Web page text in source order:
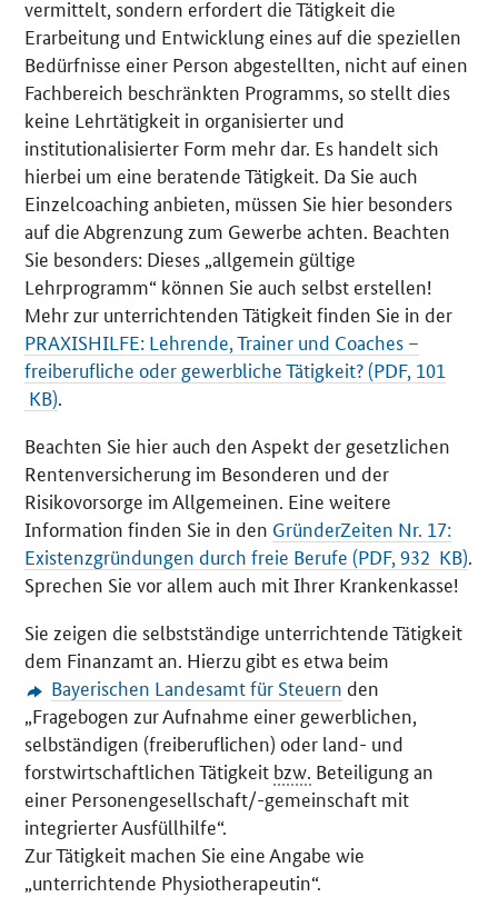
vermittelt, sondern erfordert die Tätigkeit die
Erarbeitung und Entwicklung eines auf die speziellen
Bedürfnisse einer Person abgestellten, nicht auf einen
Fachbereich beschränkten Programms, so stellt dies
keine Lehrtätigkeit in organisierter und
institutionalisierter Form mehr dar. Es handelt sich
hierbei um eine beratende Tätigkeit. Da Sie auch
Einzelcoaching anbieten, müssen Sie hier besonders
auf die Abgrenzung zum Gewerbe achten. Beachten
Sie besonders: Dieses „allgemein gültige
Lehrprogramm“ können Sie auch selbst erstellen!
Mehr zur unterrichtenden Tätigkeit finden Sie in der
PRAXISHILFE: Lehrende, Trainer und Coaches –
freiberufliche oder gewerbliche Tätigkeit? (PDF, 101
KB).
Beachten Sie hier auch den Aspekt der gesetzlichen
Rentenversicherung im Besonderen und der
Risikovorsorge im Allgemeinen. Eine weitere
Information finden Sie in den GründerZeiten Nr. 17:
Existenzgründungen durch freie Berufe (PDF, 932 KB).
Sprechen Sie vor allem auch mit Ihrer Krankenkasse!
Sie zeigen die selbstständige unterrichtende Tätigkeit
dem Finanzamt an. Hierzu gibt es etwa beim
Bayerischen Landesamt für Steuern den
„Fragebogen zur Aufnahme einer gewerblichen,
selbständigen (freiberuflichen) oder land- und
forstwirtschaftlichen Tätigkeit bzw. Beteiligung an
einer Personengesellschaft/-gemeinschaft mit
integrierter Ausfüllhilfe“.
Zur Tätigkeit machen Sie eine Angabe wie
„unterrichtende Physiotherapeutin“.